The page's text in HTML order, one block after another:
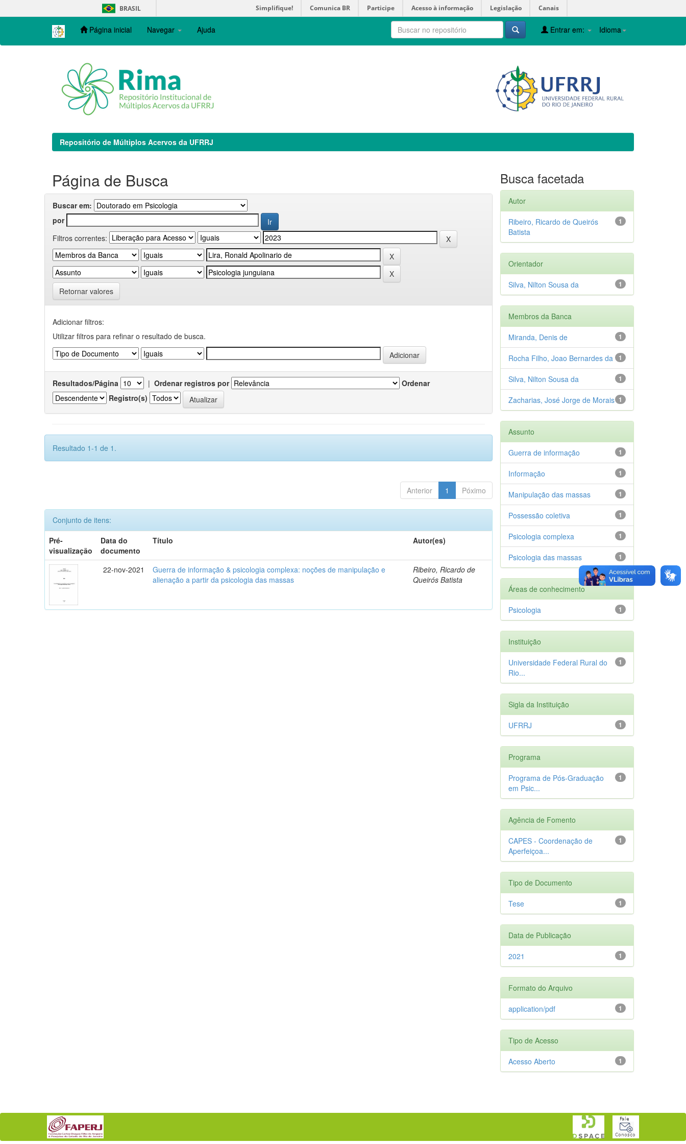
navigation
BRASIL Simplifique! Comunica BR Participe Acesso à informação Legislação Canais
Página inicial Navegar Ajuda Idioma
Entrar em:
Repositório de Múltiplos Acervos da UFRRJ
Página de Busca
Buscar em:
por
Filtros correntes:
Retornar valores
Adicionar filtros:
Utilizar filtros para refinar o resultado de busca.
Resultados/Página | Ordenar registros por
Ordenar
Registro(s)
Resultado 1-1 de 1.
Anterior 1 Póximo
Conjunto de itens:
Pré-
visualização
Data do
documento
Título Autor(es)
22-nov-2021
Guerra de informação & psicologia complexa: noções de manipulação e
alienação a partir da psicologia das massas
Ribeiro, Ricardo de
Queirós Batista
Busca facetada
Autor
1
Ribeiro, Ricardo de Queirós
Batista
Orientador
1
Silva, Nilton Sousa da
Membros da Banca
1
Miranda, Denis de
1
Rocha Filho, Joao Bernardes da
1
Silva, Nilton Sousa da
1
Zacharias, José Jorge de Morais
Assunto
1
Guerra de informação
1
Informação
1
Manipulação das massas
1
Possessão coletiva
1
Psicologia complexa
1
Psicologia das massas
Áreas de conhecimento
1
Psicologia
Instituição
1
Universidade Federal Rural do
Rio...
Sigla da Instituição
1
UFRRJ
Programa
1
Programa de Pós-Graduação
em Psic...
Agência de Fomento
1
CAPES - Coordenação de
Aperfeiçoa...
Tipo de Documento
1
Tese
Data de Publicação
1
2021
Formato do Arquivo
1
application/pdf
Tipo de Acesso
1
Acesso Aberto